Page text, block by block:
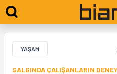
YAŞAM
SALGINDA ÇALIŞANLARIN